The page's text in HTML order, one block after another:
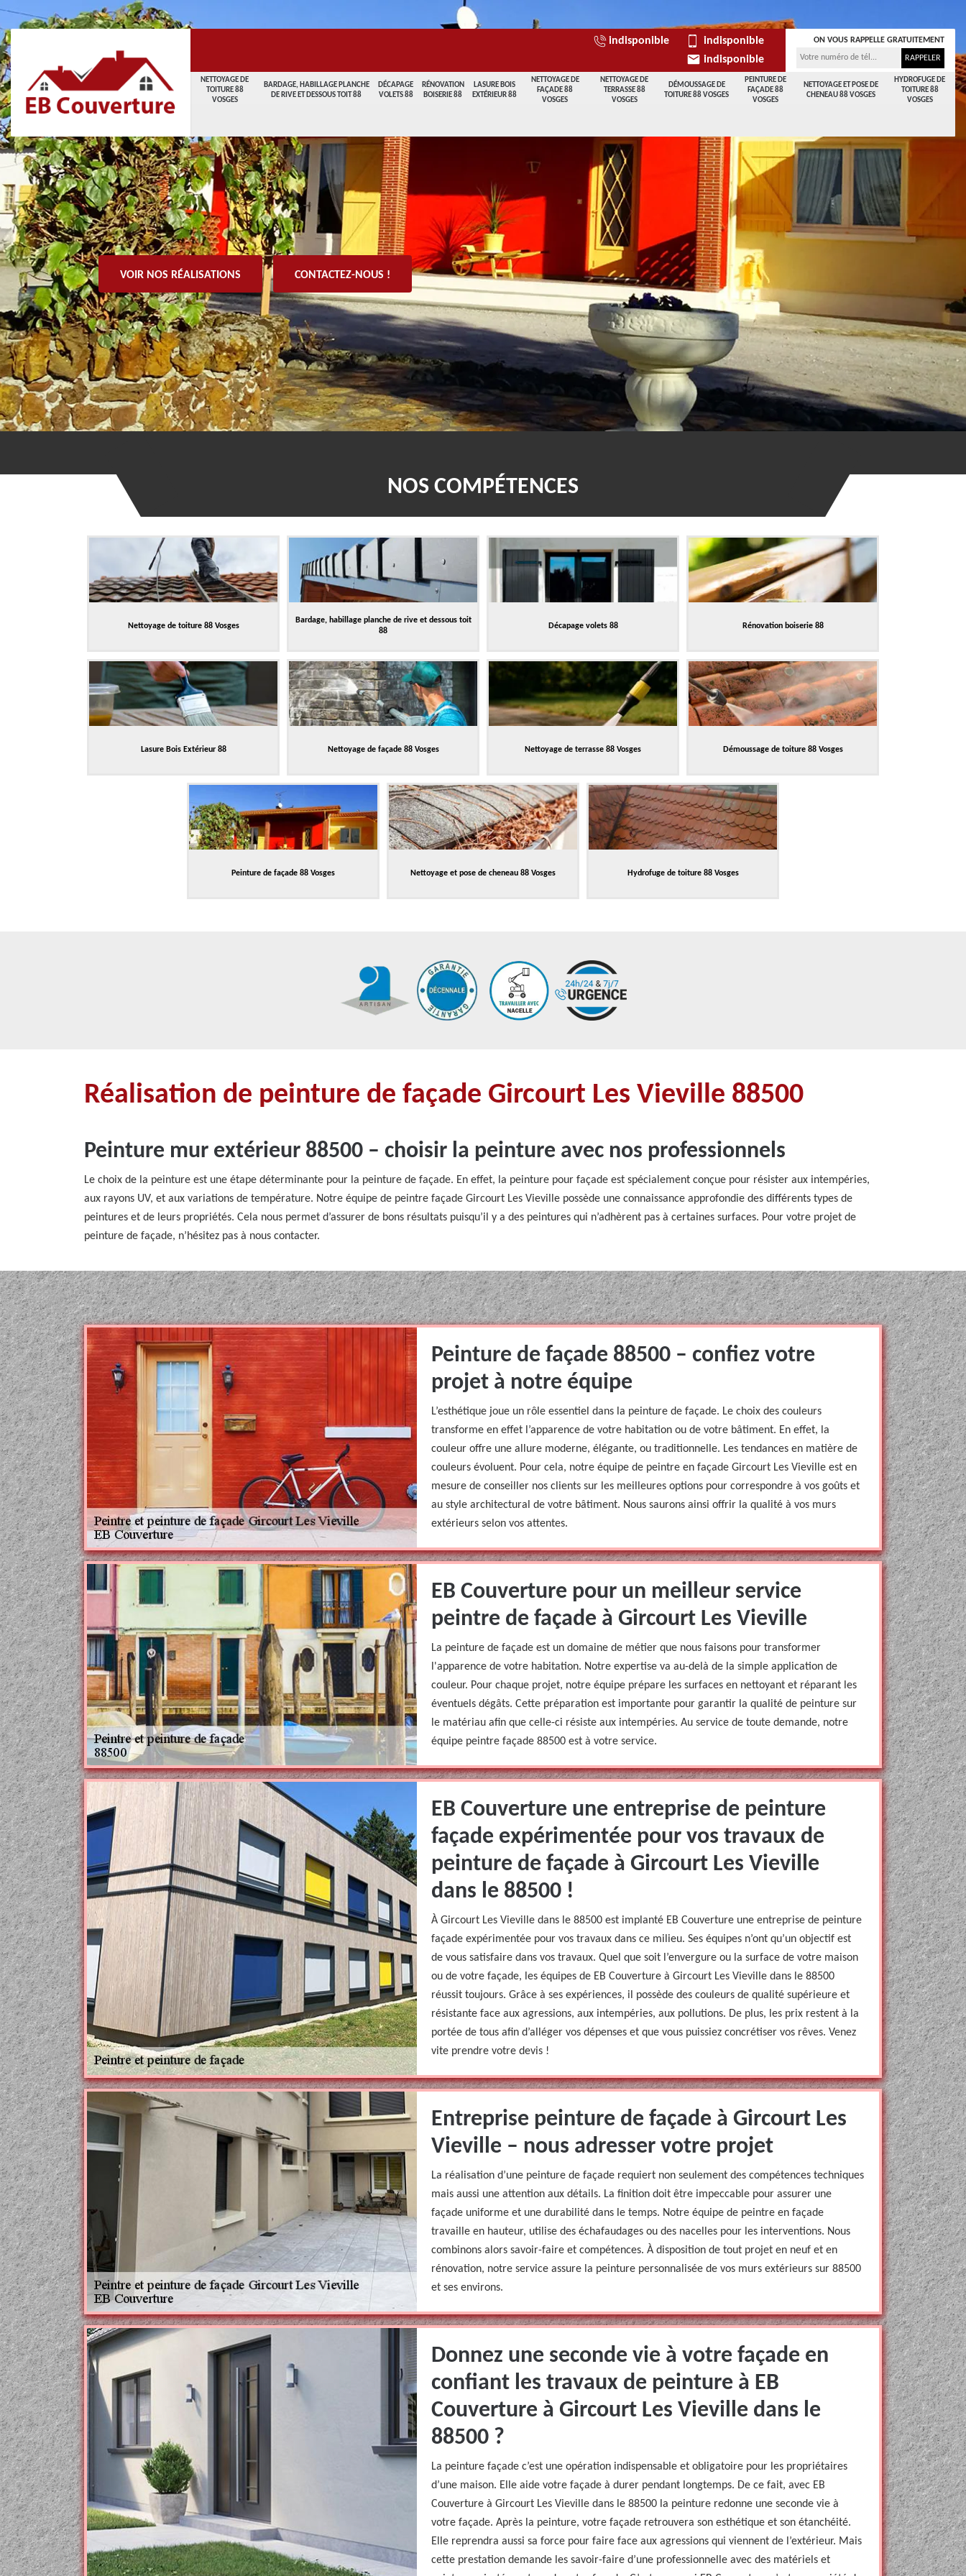
NETTOYAGE DE
TOITURE 88
VOSGES
BARDAGE, HABILLAGE PLANCHE
DE RIVE ET DESSOUS TOIT 88
DÉCAPAGE
VOLETS 88
RÉNOVATION
BOISERIE 88
LASURE BOIS
EXTÉRIEUR 88
NETTOYAGE DE
FAÇADE 88
VOSGES
NETTOYAGE DE
TERRASSE 88
VOSGES
DÉMOUSSAGE DE
TOITURE 88 VOSGES
PEINTURE DE
FAÇADE 88
VOSGES
NETTOYAGE ET POSE DE
CHENEAU 88 VOSGES
HYDROFUGE DE
TOITURE 88
VOSGES
indisponible
indisponible
indisponible
ON VOUS RAPPELLE GRATUITEMENT
VOIR NOS RÉALISATIONS CONTACTEZ-NOUS !
NOS COMPÉTENCES
Nettoyage de toiture 88 Vosges
Bardage, habillage planche de rive et dessous toit
88
Décapage volets 88 Rénovation boiserie 88
Lasure Bois Extérieur 88 Nettoyage de façade 88 Vosges Nettoyage de terrasse 88 Vosges Démoussage de toiture 88 Vosges
Peinture de façade 88 Vosges Nettoyage et pose de cheneau 88 Vosges Hydrofuge de toiture 88 Vosges
Réalisation de peinture de façade Gircourt Les Vieville 88500
Peinture mur extérieur 88500 – choisir la peinture avec nos professionnels
Le choix de la peinture est une étape déterminante pour la peinture de façade. En effet, la peinture pour façade est spécialement conçue pour résister aux intempéries,
aux rayons UV, et aux variations de température. Notre équipe de peintre façade Gircourt Les Vieville possède une connaissance approfondie des différents types de
peintures et de leurs propriétés. Cela nous permet d’assurer de bons résultats puisqu’il y a des peintures qui n’adhèrent pas à certaines surfaces. Pour votre projet de
peinture de façade, n’hésitez pas à nous contacter.
Peinture de façade 88500 – confiez votre
projet à notre équipe
L’esthétique joue un rôle essentiel dans la peinture de façade. Le choix des couleurs
transforme en effet l’apparence de votre habitation ou de votre bâtiment. En effet, la
couleur offre une allure moderne, élégante, ou traditionnelle. Les tendances en matière de
couleurs évoluent. Pour cela, notre équipe de peintre en façade Gircourt Les Vieville est en
mesure de conseiller nos clients sur les meilleures options pour correspondre à vos goûts et
au style architectural de votre bâtiment. Nous saurons ainsi offrir la qualité à vos murs
extérieurs selon vos attentes.
EB Couverture pour un meilleur service
peintre de façade à Gircourt Les Vieville
La peinture de façade est un domaine de métier que nous faisons pour transformer
l'apparence de votre habitation. Notre expertise va au-delà de la simple application de
couleur. Pour chaque projet, notre équipe prépare les surfaces en nettoyant et réparant les
éventuels dégâts. Cette préparation est importante pour garantir la qualité de peinture sur
le matériau afin que celle-ci résiste aux intempéries. Au service de toute demande, notre
équipe peintre façade 88500 est à votre service.
EB Couverture une entreprise de peinture
façade expérimentée pour vos travaux de
peinture de façade à Gircourt Les Vieville
dans le 88500 !
À Gircourt Les Vieville dans le 88500 est implanté EB Couverture une entreprise de peinture
façade expérimentée pour vos travaux dans ce milieu. Ses équipes n’ont qu’un objectif est
de vous satisfaire dans vos travaux. Quel que soit l’envergure ou la surface de votre maison
ou de votre façade, les équipes de EB Couverture à Gircourt Les Vieville dans le 88500
réussit toujours. Grâce à ses expériences, il possède des couleurs de qualité supérieure et
résistante face aux agressions, aux intempéries, aux pollutions. De plus, les prix restent à la
portée de tous afin d’alléger vos dépenses et que vous puissiez concrétiser vos rêves. Venez
vite prendre votre devis !
Entreprise peinture de façade à Gircourt Les
Vieville – nous adresser votre projet
La réalisation d’une peinture de façade requiert non seulement des compétences techniques
mais aussi une attention aux détails. La finition doit être impeccable pour assurer une
façade uniforme et une durabilité dans le temps. Notre équipe de peintre en façade
travaille en hauteur, utilise des échafaudages ou des nacelles pour les interventions. Nous
combinons alors savoir-faire et compétences. À disposition de tout projet en neuf et en
rénovation, notre service assure la peinture personnalisée de vos murs extérieurs sur 88500
et ses environs.
Donnez une seconde vie à votre façade en
confiant les travaux de peinture à EB
Couverture à Gircourt Les Vieville dans le
88500 ?
La peinture façade c’est une opération indispensable et obligatoire pour les propriétaires
d’une maison. Elle aide votre façade à durer pendant longtemps. De ce fait, avec EB
Couverture à Gircourt Les Vieville dans le 88500 la peinture redonne une seconde vie à
votre façade. Après la peinture, votre façade retrouvera son esthétique et son étanchéité.
Elle reprendra aussi sa force pour faire face aux agressions qui viennent de l’extérieur. Mais
cette prestation demande les savoir-faire d’une professionnelle avec des matériels et